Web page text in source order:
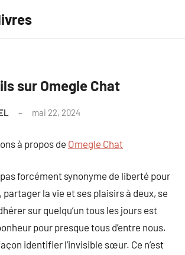
sur Omegle Chat
mai 22, 2024
à propos de Omegle Chat
forcément synonyme de liberté pour
la vie et ses plaisirs à deux, se
sur quelqu’un tous les jours est
pour presque tous d’entre nous.
identifier l’invisible sœur. Ce n’est